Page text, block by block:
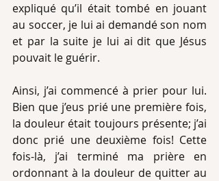
expliqué qu’il était tombé en jouant
au soccer, je lui ai demandé son nom
et par la suite je lui ai dit que Jésus
pouvait le guérir.
Ainsi, j’ai commencé à prier pour lui.
Bien que j’eus prié une première fois,
la douleur était toujours présente; j’ai
donc prié une deuxième fois! Cette
fois-là, j’ai terminé ma prière en
ordonnant à la douleur de quitter au